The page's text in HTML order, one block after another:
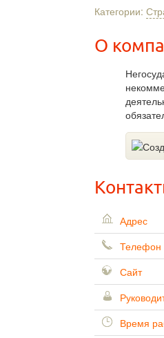
Категории:
О
Адрес
Телефон
Сайт
Время